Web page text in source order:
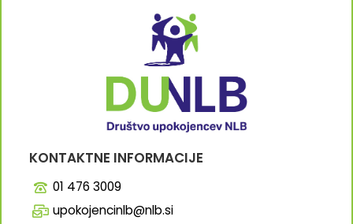
KONTAKTNE INFORMACIJE
01 476 3009
upokojencinlb@nlb.si